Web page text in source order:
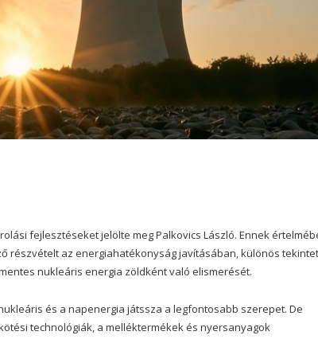
fejlesztéseket jelölte meg Palkovics László. Ennek
részvételt az energiahatékonyság javításában, különös
nukleáris energia zöldként való elismerését.
és a napenergia játssza a legfontosabb szerepet. De
technológiák, a melléktermékek és nyersanyagok